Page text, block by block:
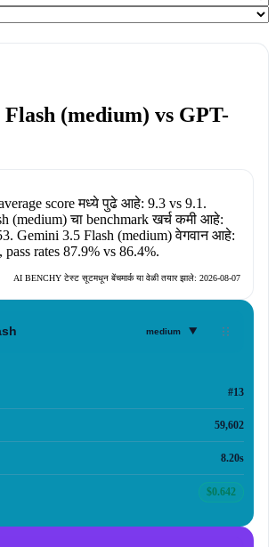
(medium) vs GPT-
score मध्ये पुढे आहे: 9.3vs 9.1 .
(medium)चा benchmark खर्च कमी आहे:
. Gemini 3.5 Flash (medium)वेगवान आहे:
pass rates 87.9%vs 86.4%.
AI BENCHY टेस्ट सूटमधून बेंचमार्क या वेळी तयार झाले: 2026-08-07
medium ▾
#13
59,602
8.20s
$0.642